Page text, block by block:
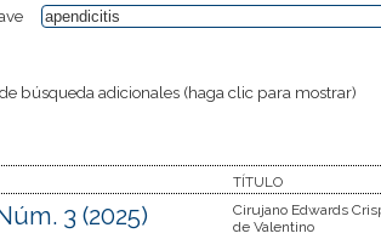
búsqueda adicionales (haga clic para mostrar)
TÍTULO
3 (2025)
Cirujano Edwards
de Valentino